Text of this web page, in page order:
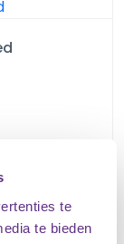
te
te bieden